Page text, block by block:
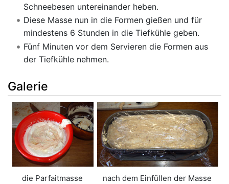
Schneebesen untereinander heben.
Diese Masse nun in die Formen gießen und für
mindestens 6 Stunden in die Tiefkühle geben.
Fünf Minuten vor dem Servieren die Formen aus
der Tiefkühle nehmen.
Galerie
die Parfaitmasse nach dem Einfüllen der Masse